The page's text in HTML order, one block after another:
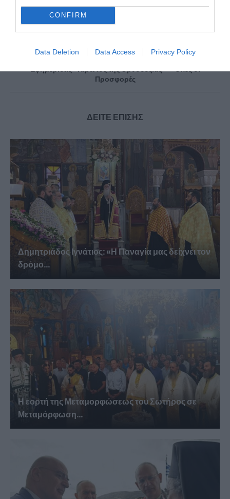
CONFIRM
Data Deletion Data Access Privacy Policy
Προηγούμενο άρθρο
Ο Οικουμενικός Πατριάρχης με τον Αρχιεπίσκοπο Αλβανίας
στην Καππαδοκία
Επόμενο άρθρο
Εφημερίδας «Κιβωτός της Ορθοδοξίας» – Όλες οι
Προσφορές
ΔΕΙΤΕ ΕΠΙΣΗΣ
Δημητριάδος Ιγνάτιος: «Η Παναγία μας δείχνει τον
δρόμο...
Η εορτή της Μεταμορφώσεως του Σωτήρος σε
Μεταμόρφωση...